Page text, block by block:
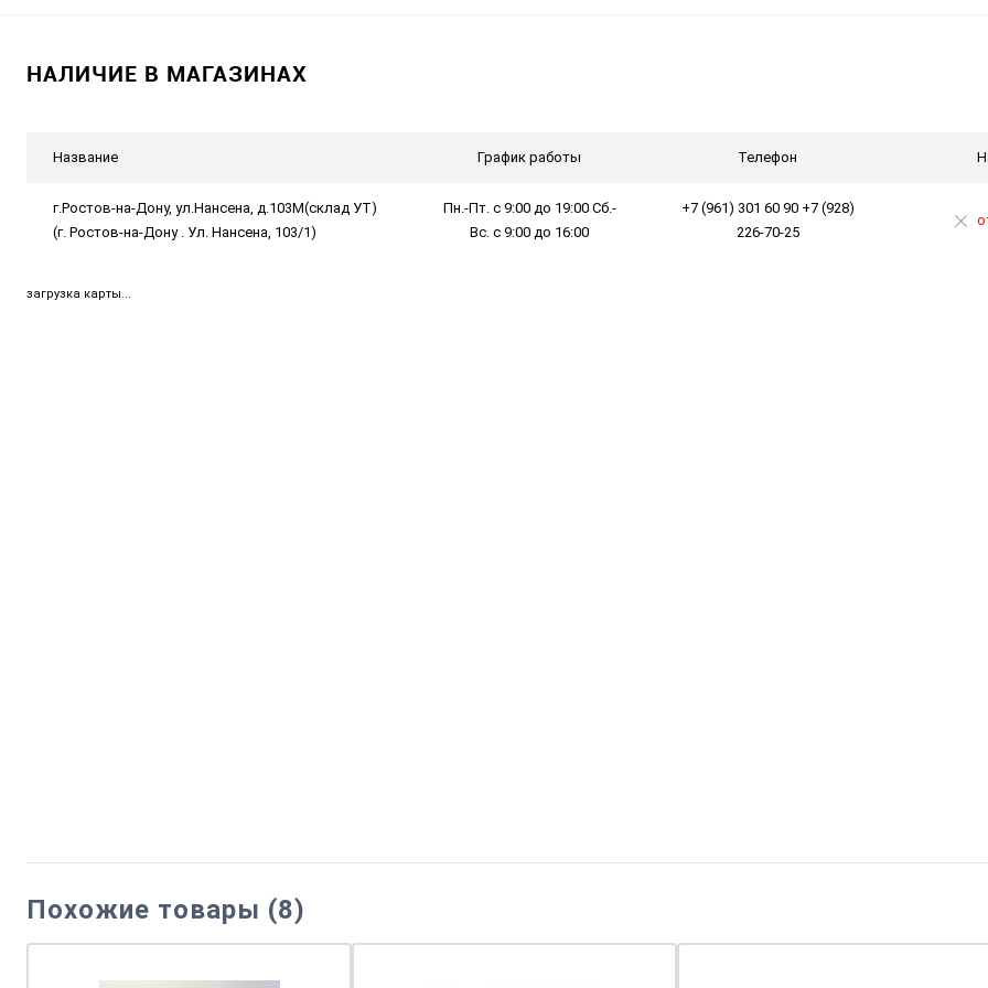
НАЛИЧИЕ В МАГАЗИНАХ
Название График работы Телефон
г.Ростов-на-Дону, ул.Нансена, д.103М(склад УТ)
(г. Ростов-на-Дону . Ул. Нансена, 103/1)
Пн.-Пт. с 9:00 до 19:00 Сб.-
Вс. с 9:00 до 16:00
+7 (961) 301 60 90 +7 (928)
226-70-25
загрузка карты...
Похожие товары (8)